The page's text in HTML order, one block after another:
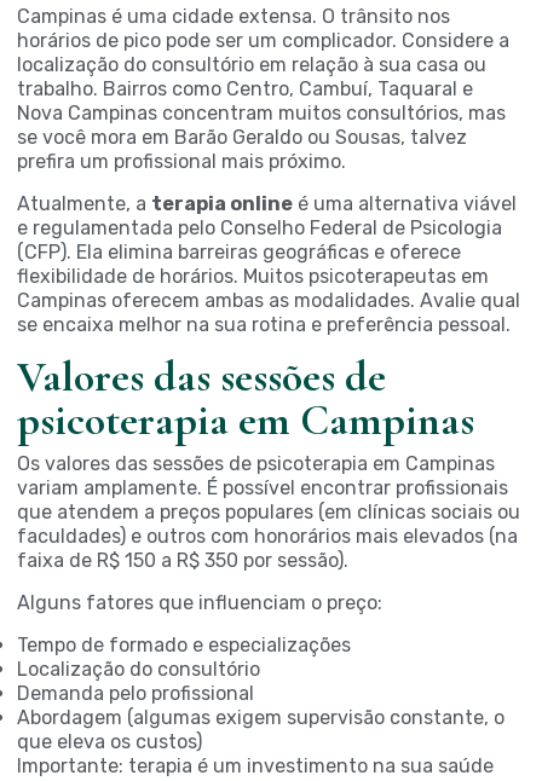
Campinas é uma cidade extensa. O trânsito nos
horários de pico pode ser um complicador. Considere a
localização do consultório em relação à sua casa ou
trabalho. Bairros como Centro, Cambuí, Taquaral e
Nova Campinas concentram muitos consultórios, mas
se você mora em Barão Geraldo ou Sousas, talvez
prefira um profissional mais próximo.
Atualmente, a terapia online é uma alternativa viável
e regulamentada pelo Conselho Federal de Psicologia
(CFP). Ela elimina barreiras geográficas e oferece
flexibilidade de horários. Muitos psicoterapeutas em
Campinas oferecem ambas as modalidades. Avalie qual
se encaixa melhor na sua rotina e preferência pessoal.
Valores das sessões de
psicoterapia em Campinas
Os valores das sessões de psicoterapia em Campinas
variam amplamente. É possível encontrar profissionais
que atendem a preços populares (em clínicas sociais ou
faculdades) e outros com honorários mais elevados (na
faixa de R$ 150 a R$ 350 por sessão).
Alguns fatores que influenciam o preço:
Tempo de formado e especializações
Localização do consultório
Demanda pelo profissional
Abordagem (algumas exigem supervisão constante, o
que eleva os custos)
Importante: terapia é um investimento na sua saúde